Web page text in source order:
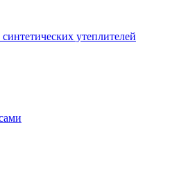
утеплителей